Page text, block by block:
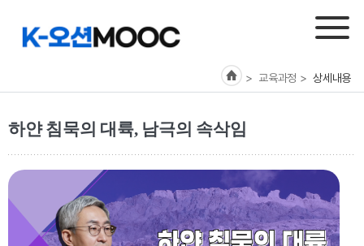
> 교육과정 >상세내용
하얀 침묵의 대륙, 남극의 속삭임